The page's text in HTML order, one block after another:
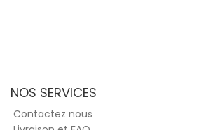
NOS SERVICES
Contactez nous